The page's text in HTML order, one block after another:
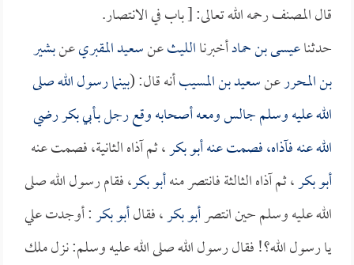
قال المصنف رحمه الله تعالى: [ باب في الانتصار.
حدثناعيسى بن حمادأخبرناالليثعنسعيد المقبريعنبشير
بن المحررعنسعيد بن المسيبأنه قال: (بينما رسول الله صلى
الله عليه وسلم جالس ومعه أصحابه وقع رجل بـأبي بكررضي
الله عنه فآذاه، فصمت عنهأبو بكر، ثم آذاه الثانية، فصمت عنه
أبو بكر، ثم آذاه الثالثة فانتصر منهأبو بكر، فقام رسول الله صلى
الله عليه وسلم حين انتصرأبو بكر، فقالأبو بكر: أوجدت علي
يا رسول الله؟! فقال رسول الله صلى الله عليه وسلم: نزل ملك